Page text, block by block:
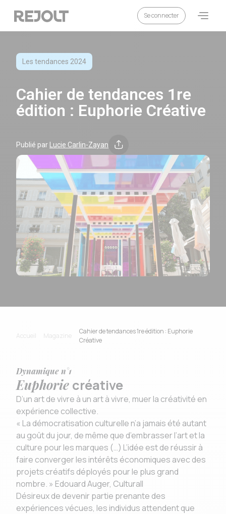
Se connecter
Cahier de tendances 1re édition : Euphorie Créative
Catégorie :
Les tendances 2024
Cahier de tendances 1re
édition : Euphorie Créative
Publié par Lucie Carlin-Zayan
Accueil Magazine
Cahier de tendances 1re édition : Euphorie
Créative
Dynamique n°1
Euphorie créative
D’un art de vivre à un art à vivre, muer la créativité en
expérience collective.
« La démocratisation culturelle n’a jamais été autant
au goût du jour, de même que d’embrasser l’art et la
culture pour les marques (…) L’idée est de réussir à
faire converger les intérêts économiques avec des
projets créatifs déployés pour le plus grand
nombre. » Edouard Auger, Culturall
Désireux de devenir partie prenante des
expériences vécues, les individus attendent que